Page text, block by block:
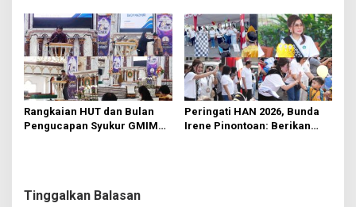
Manado
Rumput
Rangkaian HUT dan Bulan
Pengucapan Syukur GMIM
Peringati HAN 2026, Bunda
Irene Pinontoan: Berikan
Tinggalkan Balasan